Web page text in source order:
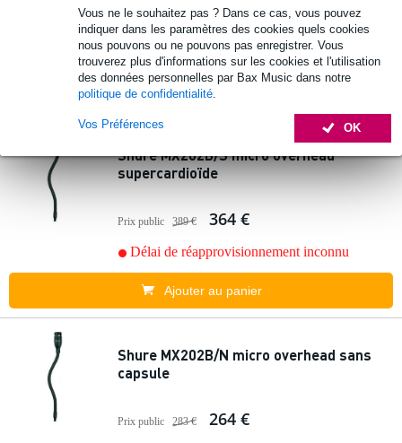
Vous ne le souhaitez pas ? Dans ce cas, vous pouvez
indiquer dans les paramètres des cookies quels cookies
nous pouvons ou ne pouvons pas enregistrer. Vous
trouverez plus d'informations sur les cookies et l'utilisation
des données personnelles par Bax Music dans notre
politique de confidentialité
OK
Vos Préférences
Prix public 389 € 364 €
Délai de réapprovisionnement inconnu
Ajouter au panier
Shure MX202B/S micro overhead
supercardioïde
Prix public 389 € 364 €
Délai de réapprovisionnement inconnu
Ajouter au panier
Shure MX202B/N micro overhead sans
capsule
Prix public 283 € 264 €